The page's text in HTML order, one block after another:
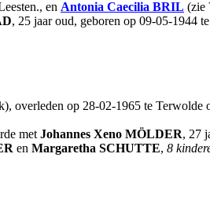
en Antonia Caecilia BRIL (zie
, 25 jaar oud, geboren op 09-05-1944
overleden op 28-02-1965 te Terwolde
met Johannes Xeno MÖLDER, 27
en Margaretha SCHUTTE, 8